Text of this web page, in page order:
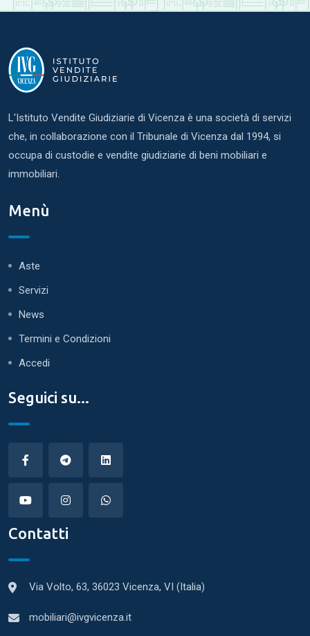
L'Istituto Vendite Giudiziarie di Vicenza è una società di servizi
che, in collaborazione con il Tribunale di Vicenza dal 1994, si
occupa di custodie e vendite giudiziarie di beni mobiliari e
immobiliari.
Menù
Aste
Servizi
News
Termini e Condizioni
Accedi
Seguici su...
Contatti
Via Volto, 63, 36023 Vicenza, VI (Italia)
mobiliari@ivgvicenza.it